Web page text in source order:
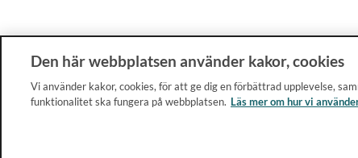
Den här webbplatsen använder kakor, cookies
Vi använder kakor, cookies, för att ge dig en förbättrad upplevelse,
funktionalitet ska fungera på webbplatsen. Läs mer om hur vi